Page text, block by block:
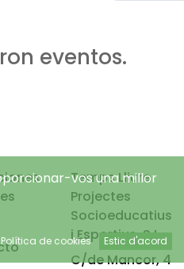
eventos.
Temps Lliure
Projectes
Socioeducatius
i Esportius, S.L.
C/de Mancor, 4
vos una millor
Política de cookies Estic d'acord